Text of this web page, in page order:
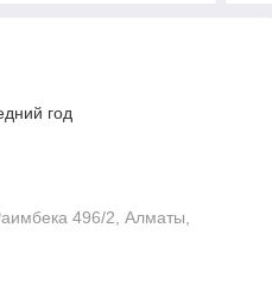
год
496/2, Алматы,